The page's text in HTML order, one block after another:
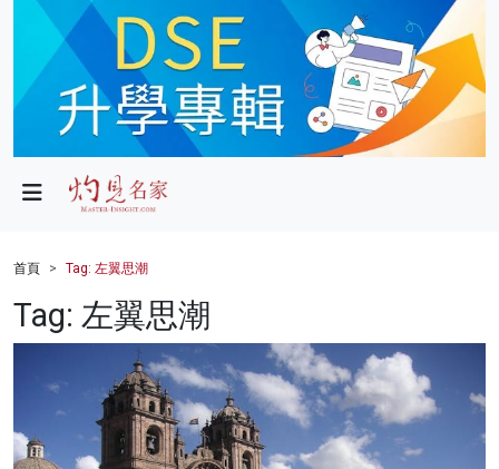
政局
財經
健康
商業
科技
首頁 Tag: 左翼思潮
Tag: 左翼思潮